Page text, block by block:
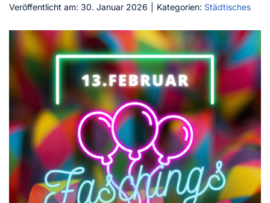
Jetzt abonnieren
Kontakt
Veröffentlicht am: 30. Januar 2026 Kategorien: Städtisches